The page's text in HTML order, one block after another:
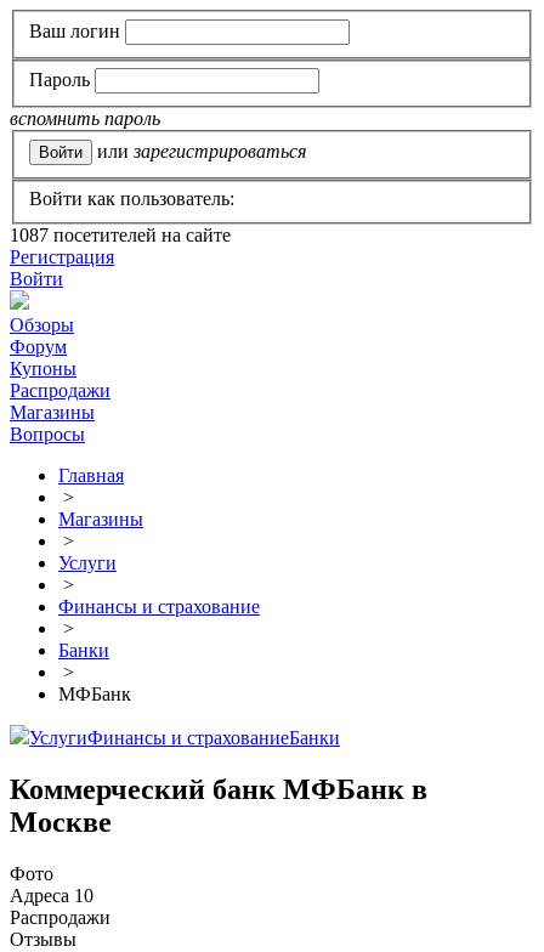
Ваш логин
Пароль
вспомнить пароль
или зарегистрироваться
Войти как пользователь:
1087 посетителей на сайте
Регистрация
Войти
Обзоры
Форум
Купоны
Распродажи
Магазины
Вопросы
Главная
>
Магазины
>
Услуги
>
Финансы и страхование
>
Банки
>
МФБанк
УслугиФинансы и страхованиеБанки
Коммерческий банк МФБанк в
Москве
Фото
Адреса 10
Распродажи
Отзывы